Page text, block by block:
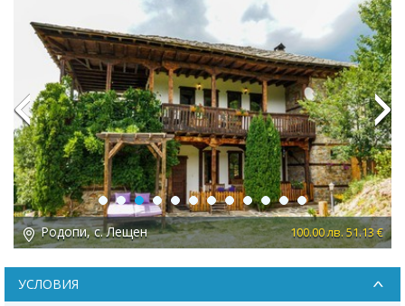
Родопи, с. Лещен 100.00 лв. 51.13 €
Previous Next
УСЛОВИЯ